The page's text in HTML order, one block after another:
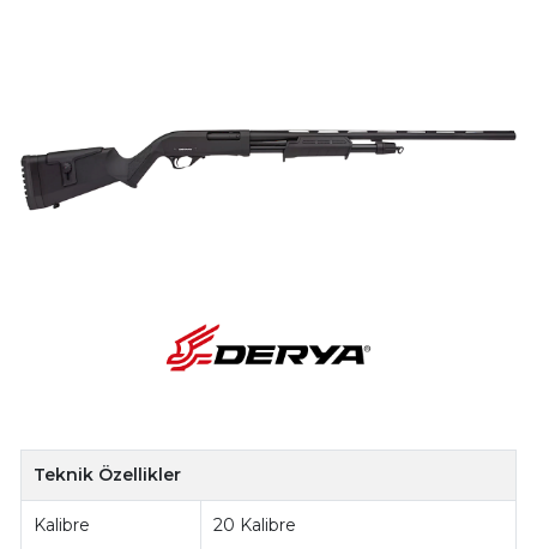
Teknik Özellikler
Kalibre 20 Kalibre